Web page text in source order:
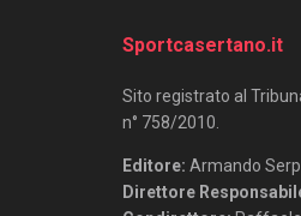
Sportcasertano.it
Sito registrato al
n° 758/2010.
Editore: Armando
Direttore